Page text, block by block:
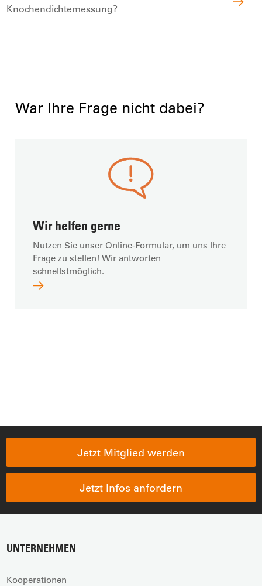
Knochendichtemessung?
War Ihre Frage nicht dabei?
Wir helfen gerne
Nutzen Sie unser Online-Formular, um uns Ihre
Frage zu stellen! Wir antworten
schnellstmöglich.
Jetzt Mitglied werden
Jetzt Infos anfordern
UNTERNEHMEN
Kooperationen